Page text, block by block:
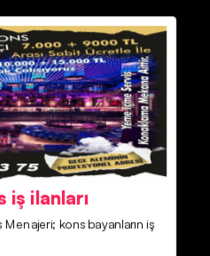
iş ilanları
kons bayanların iş